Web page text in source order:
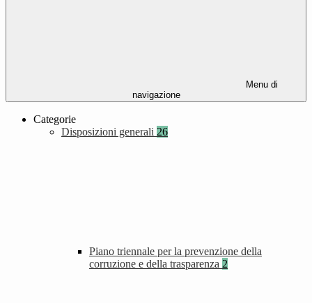
Menu di
navigazione
Categorie
Disposizioni generali 26
Piano triennale per la prevenzione della
corruzione e della trasparenza 2